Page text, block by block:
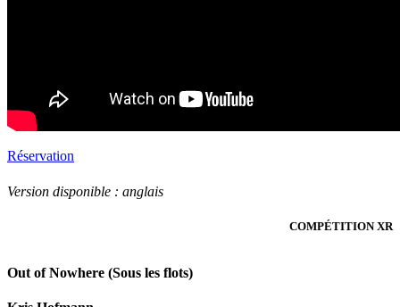
Réservation
Version disponible : anglais
COMPÉTITION XR
Out of Nowhere (Sous les flots)